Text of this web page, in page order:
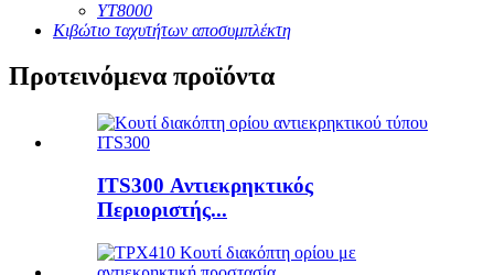
YT8000
Κιβώτιο ταχυτήτων αποσυμπλέκτη
Προτεινόμενα προϊόντα
ITS300 Αντιεκρηκτικός
Περιοριστής...